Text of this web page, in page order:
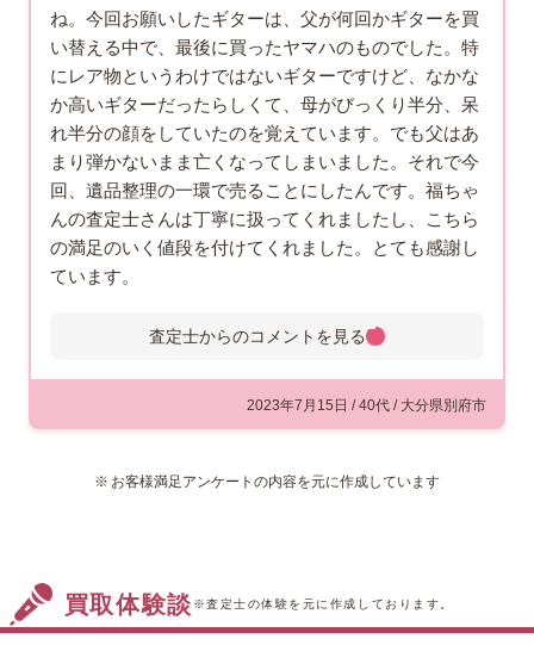
ね。今回お願いしたギターは、父が何回かギターを買
い替える中で、最後に買ったヤマハのものでした。特
にレア物というわけではないギターですけど、なかな
か高いギターだったらしくて、母がびっくり半分、呆
れ半分の顔をしていたのを覚えています。でも父はあ
まり弾かないまま亡くなってしまいました。それで今
回、遺品整理の一環で売ることにしたんです。福ちゃ
んの査定士さんは丁寧に扱ってくれましたし、こちら
の満足のいく値段を付けてくれました。とても感謝し
ています。
査定士からのコメント
このたびは別府市にお住まいのお
客様のご依頼を受け、ヤマハのエ
きました。見させていただいたお
高い評価を得ており、中古市場でも高い人気があ
ります。また今回見させていただいたお品物は、
査定士からのコメントを 見る
2023年7月15日 / 40代 / 大分県別府市
お客様満足アンケートの内容を元に作成しています
買取体験談 ※査定士の体験を元に作成しております。